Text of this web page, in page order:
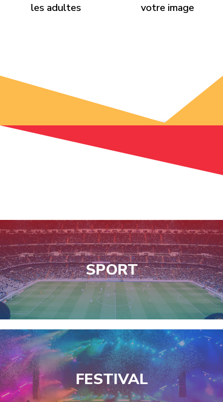
les adultes
votre image
SPORT
FESTIVAL